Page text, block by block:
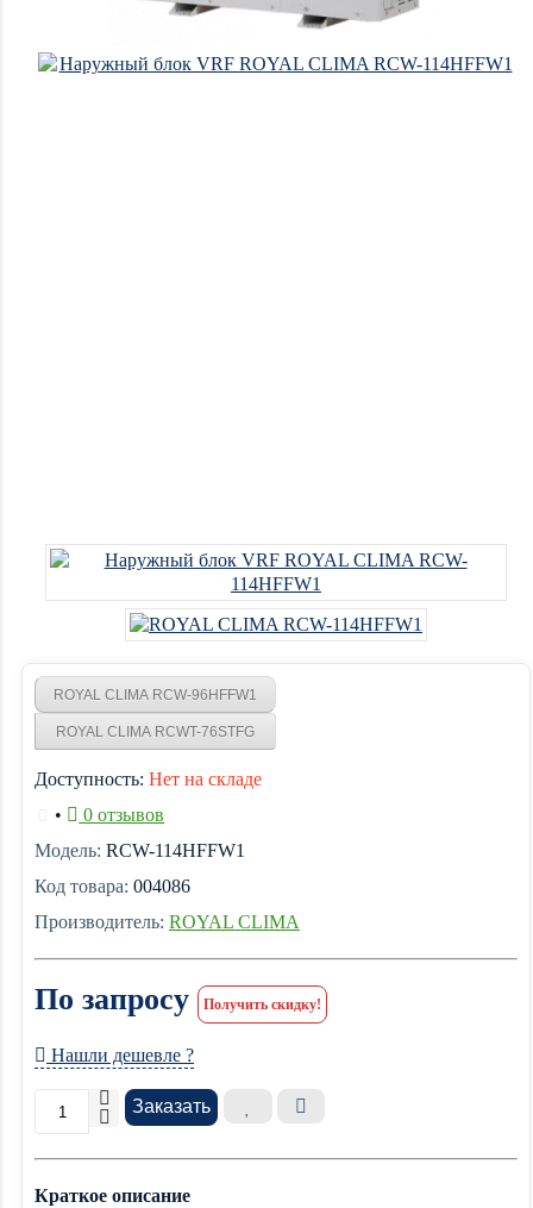
ROYAL CLIMA RCW-96HFFW1
ROYAL CLIMA RCWT-76STFG
Доступность: Нет на складе
•
0 отзывов
Модель: RCW-114HFFW1
Код товара: 004086
Производитель: ROYAL CLIMA
По запросу Получить скидку!
Нашли дешевле ?
Заказать
Краткое описание